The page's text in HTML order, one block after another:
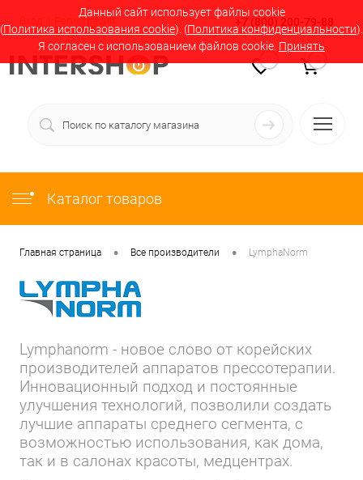
Данный сайт использует файлы cookie
(Политика использования cookie). (Политика конфиденциальности).
Я согласен с использованием файлов cookie. Принять
Вход Регистрация +7 (800) 200-79-88
Каталог товаров
Главная страница • Все производители • LymphaNorm
Lymphanorm - новое слово от корейских
производителей аппаратов прессотерапии.
Инновационный подход и постоянные
улучшения технологий, позволили создать
лучшие аппараты среднего сегмента, с
возможностью использования, как дома,
так и в салонах красоты, медцентрах.